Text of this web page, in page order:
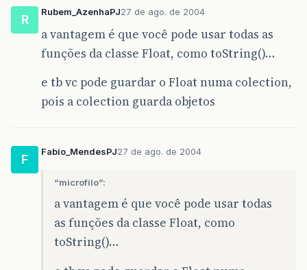
R
Rubem_AzenhaPJ27 de ago. de 2004
a vantagem é que você pode usar todas as
funções da classe Float, como toString()…
e tb vc pode guardar o Float numa colection,
pois a colection guarda objetos
F
Fabio_MendesPJ27 de ago. de 2004
“microfilo”:
a vantagem é que você pode usar todas
as funções da classe Float, como
toString()…